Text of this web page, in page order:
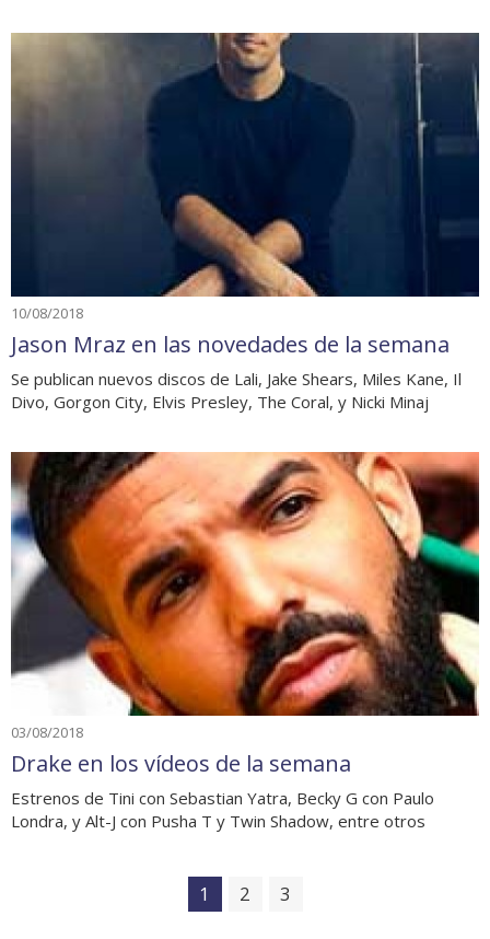
10/08/2018
Jason Mraz en las novedades de la semana
Se publican nuevos discos de Lali, Jake Shears, Miles Kane, Il
Divo, Gorgon City, Elvis Presley, The Coral, y Nicki Minaj
03/08/2018
Drake en los vídeos de la semana
Estrenos de Tini con Sebastian Yatra, Becky G con Paulo
Londra, y Alt-J con Pusha T y Twin Shadow, entre otros
1 2 3